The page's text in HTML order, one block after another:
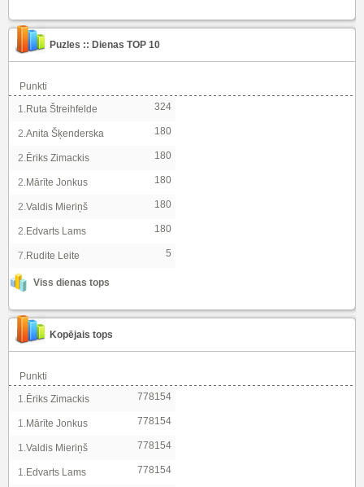
Puzles :: Dienas TOP 10
Punkti
1.Ruta Štreihfelde 324
2.Anita Šķenderska 180
2.Ēriks Zimackis 180
2.Mārīte Jonkus 180
2.Valdis Mieriņš 180
2.Edvarts Lams 180
7.Rudite Leite 5
Viss dienas tops
Kopējais tops
Punkti
1.Ēriks Zimackis 778154
1.Mārīte Jonkus 778154
1.Valdis Mieriņš 778154
1.Edvarts Lams 778154